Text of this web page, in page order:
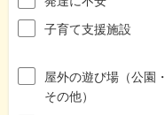
子育て支援施設
屋外の遊び場（公園・
その他）